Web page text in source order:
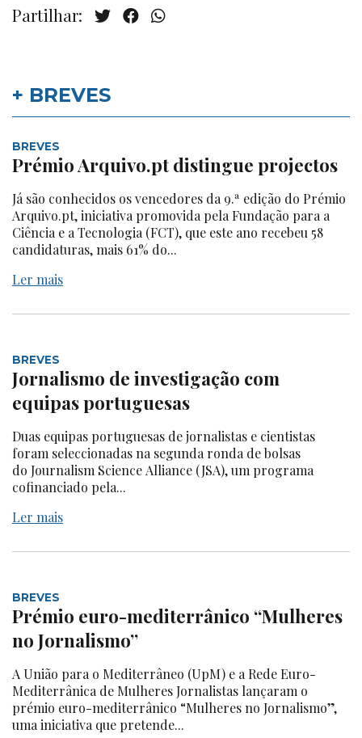
Partilhar:
+ BREVES
BREVES
Prémio Arquivo.pt distingue projectos
Já são conhecidos os vencedores da 9.ª edição do Prémio
Arquivo.pt, iniciativa promovida pela Fundação para a
Ciência e a Tecnologia (FCT), que este ano recebeu 58
candidaturas, mais 61% do...
Ler mais
BREVES
Jornalismo de investigação com
equipas portuguesas
Duas equipas portuguesas de jornalistas e cientistas
foram seleccionadas na segunda ronda de bolsas
do Journalism Science Alliance (JSA), um programa
cofinanciado pela...
Ler mais
BREVES
Prémio euro-mediterrânico “Mulheres
no Jornalismo”
A União para o Mediterrâneo (UpM) e a Rede Euro-
Mediterrânica de Mulheres Jornalistas lançaram o
prémio euro-mediterrânico “Mulheres no Jornalismo”,
uma iniciativa que pretende...